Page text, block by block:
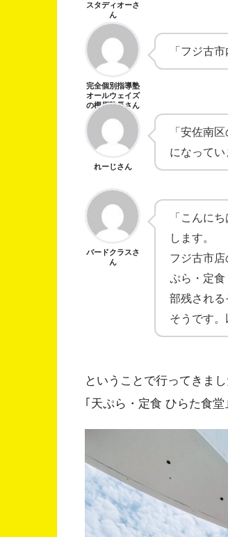
スタディオーさ
ん
完全個別指導塾
オールウェイズ
の樫原塾長さん
「フジ古
れーじさん
「安佐南
になってい
バードクラスさ
ん
「こんに
します。
フジ古市
ぷら・定
部残され
そうです。
ということで行ってきま
｢天ぷら・定食 ひらた食堂